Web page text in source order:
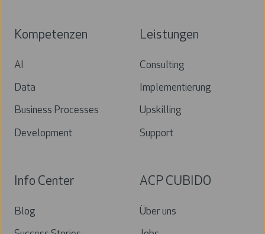
Kompetenzen
AI
Data
Business Processes
Development
Leistungen
Consulting
Implementierung
Upskilling
Support
Info Center
Blog
ACP CUBIDO
Über uns